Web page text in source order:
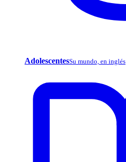
AdolescentesSu mundo, en inglés